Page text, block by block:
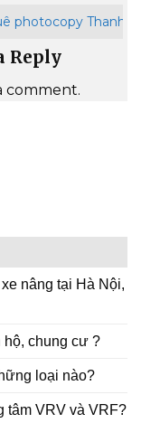
photocopy Thanh
Reply
comment.
nâng tại Hà Nội,
hộ, chung cư ?
loại nào?
tâm VRV và VRF?